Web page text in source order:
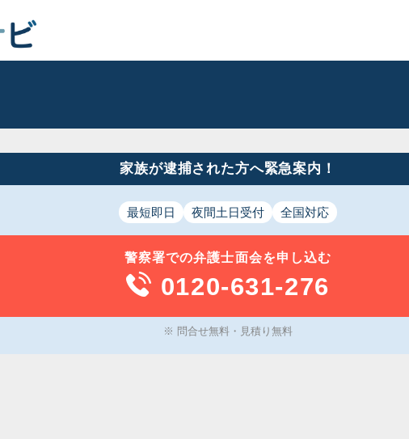
家族が逮捕された方へ緊急案内！
最短即日 夜間土日受付 全国対応
警察署での弁護士面会を申し込む
0120-631-276
※ 問合せ無料・見積り無料